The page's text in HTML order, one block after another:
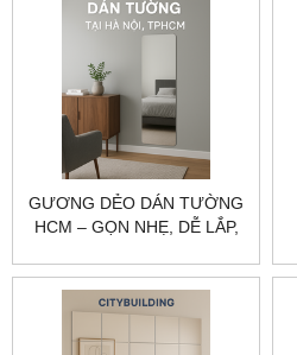
GƯƠNG DẺO DÁN TƯỜNG
HCM – GỌN NHẸ, DỄ LẮP,
LINH HOẠT | CITYBUILDING